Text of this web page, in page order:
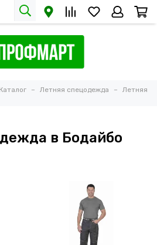
Каталог Летняя спецодежда
Летняя
в Бодайбо